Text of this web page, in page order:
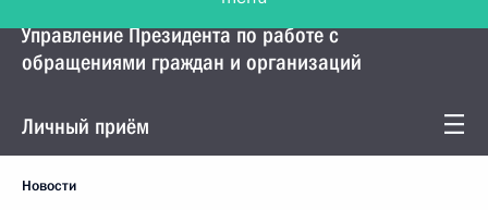
Управление Президента по работе с
обращениями граждан и организаций
Личный приём
Новости